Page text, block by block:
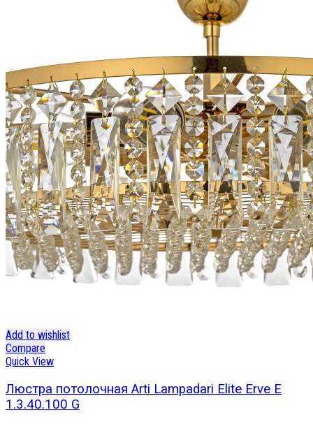
Add to wishlist
Compare
Quick View
Люстра потолочная Arti Lampadari Elite Erve E
1.3.40.100 G